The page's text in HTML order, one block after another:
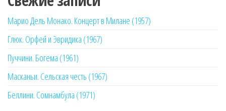
Марио Дель Монако. Концерт в Милане (1957)
Глюк. Орфей и Эвридика (1967)
Пуччини. Богема (1961)
Масканьи. Сельская честь (1967)
Беллини. Сомнамбула (1971)